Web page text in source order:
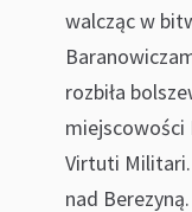
walcząc w
rozbiła
miejscowości
Virtuti Militari.
nad